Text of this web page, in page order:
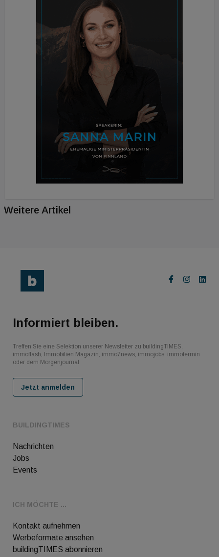
Weitere Artikel
BUILDINGTIMES
Nachrichten
Jobs
Events
ICH MÖCHTE ...
Kontakt aufnehmen
Werbeformate ansehen
buildingTIMES abonnieren
Informiert bleiben.
Treffen Sie eine Selektion unserer Newsletter zu buildingTIMES,
immoflash, Immobilien Magazin, immo7news, immojobs, immotermin
oder dem Morgenjournal
Jetzt anmelden